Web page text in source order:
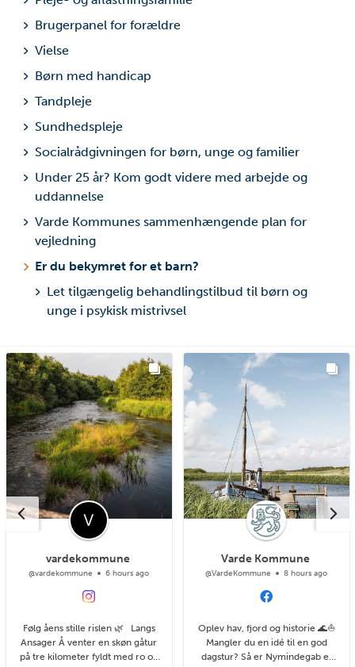
Brugerpanel for forældre
Vielse
Børn med handicap
Tandpleje
Sundhedspleje
Socialrådgivningen for børn, unge og familier
Under 25 år? Kom godt videre med arbejde og
uddannelse
Varde Kommunes sammenhængende plan for
vejledning
Er du bekymret for et barn?
Let tilgængelig behandlingstilbud til børn og
unge i psykisk mistrivsel
vardekommune
@vardekommune 6 hours ago
Følg åens stille rislen 🌿 Langs
Ansager Å venter en skøn gåtur
på tre kilometer fyldt med ro og
Varde Kommune
@VardeKommune 8 hours ago
Oplev hav, fjord og historie 🌊⛵
Mangler du en idé til en god
dagstur? Så er Nymindegab et